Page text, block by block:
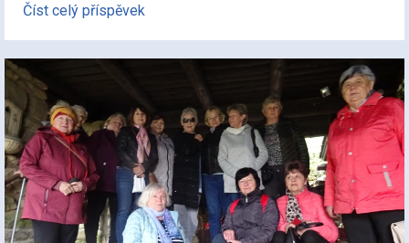
Číst celý příspěvek